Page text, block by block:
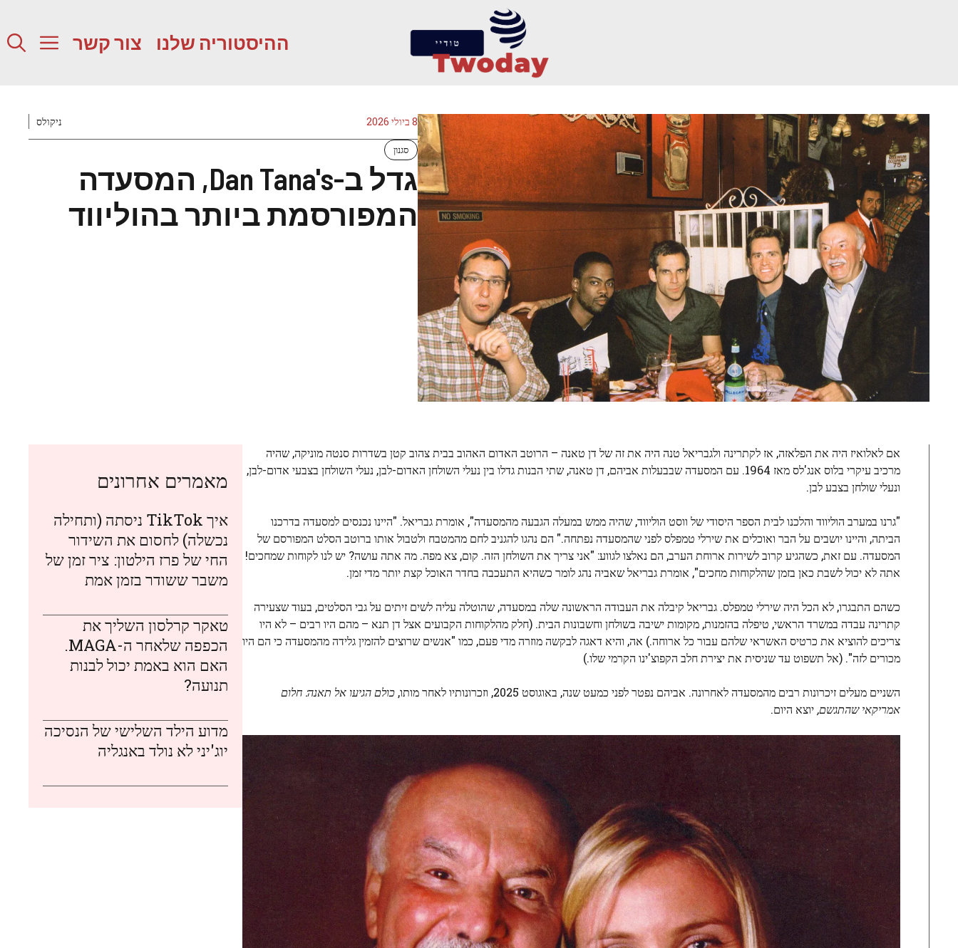
ההיסטוריה שלנו צור קשר
8 ביולי 2026 ניקולס
סגנון
גדל ב-Dan Tana's, המסעדה
המפורסמת ביותר בהוליווד
אם לאלואיז היה את הפלאזה, אז לקתרינה ולגבריאל טנה היה את זה של דן טאנה – הרוטב האדום האהוב בבית צהוב קטן בשדרות סנטה מוניקה, שהיה
מרכיב עיקרי בלוס אנג'לס מאז 1964. עם המסעדה שבבעלות אביהם, דן טאנה, שתי הבנות גדלו בין נעלי השולחן האדום-לבן, נעלי השולחן בצבעי אדום-לבן,
ונעלי שולחן בצבע לבן.
"גרנו במערב הוליווד והלכנו לבית הספר היסודי של ווסט הוליווד, שהיה ממש במעלה הגבעה מהמסעדה", אומרת גבריאל. "היינו נכנסים למסעדה בדרכנו
הביתה, והיינו יושבים על הבר ואוכלים את שירלי טמפלס לפני שהמסעדה נפתחה." הם נהגו להגניב לחם מהמטבח ולטבול אותו ברוטב הסלט המפורסם של
המסעדה. עם זאת, כשהגיע קרוב לשירות ארוחת הערב, הם נאלצו לגווע: "אני צריך את השולחן הזה. קום, צא מפה. מה אתה עושה? יש לנו לקוחות שמחכים!
אתה לא יכול לשבת כאן בזמן שהלקוחות מחכים", אומרת גבריאל שאביה נהג לומר כשהיא התעכבה בחדר האוכל קצת יותר מדי זמן.
כשהם התבגרו, לא הכל היה שירלי טמפלס. גבריאל קיבלה את העבודה הראשונה שלה במסעדה, שהוטלה עליה לשים זיתים על גבי הסלטים, בעוד שצעירה
קתרינה עבדה במשרד הראשי, טיפלה בהזמנות, מקומות ישיבה בשולחן וחשבונות הבית. (חלק מהלקוחות הקבועים אצל דן תנא – מהם היו רבים – לא היו
צריכים להוציא את כרטיס האשראי שלהם עבור כל ארוחה.) אה, והיא דאגה לבקשה מוזרה מדי פעם, כמו "אנשים שרוצים להזמין גלידה מהמסעדה כי הם היו
מכורים לזה". (אל תשפוט עד שניסית את יצירת חלב הקפוצ'ינו הקרמי שלו.)
השניים מעלים זיכרונות רבים מהמסעדה לאחרונה. אביהם נפטר לפני כמעט שנה, באוגוסט 2025, וזכרונותיו לאחר מותו,
כולם הגיעו אל תאנה: חלום
אמריקאי שהתגשם, יוצא היום.
מאמרים אחרונים
איך TikTok ניסתה (ותחילה
נכשלה) לחסום את השידור
החי של פרז הילטון: ציר זמן של
משבר ששודר בזמן אמת
טאקר קרלסון השליך את
הכפפה שלאחר ה-MAGA.
האם הוא באמת יכול לבנות
תנועה?
מדוע הילד השלישי של הנסיכה
יוג'יני לא נולד באנגליה